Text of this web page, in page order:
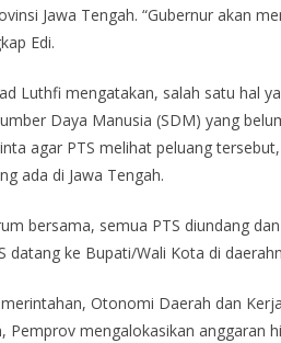
Jawa Tengah. “Gubernur akan
Edi.
Luthfi mengatakan, salah satu hal
Daya Manusia (SDM) yang
agar PTS melihat peluang
ada di Jawa Tengah.
bersama, semua PTS diundang
datang ke Bupati/Wali Kota di
Otonomi Daerah dan
Pemprov mengalokasikan anggaran